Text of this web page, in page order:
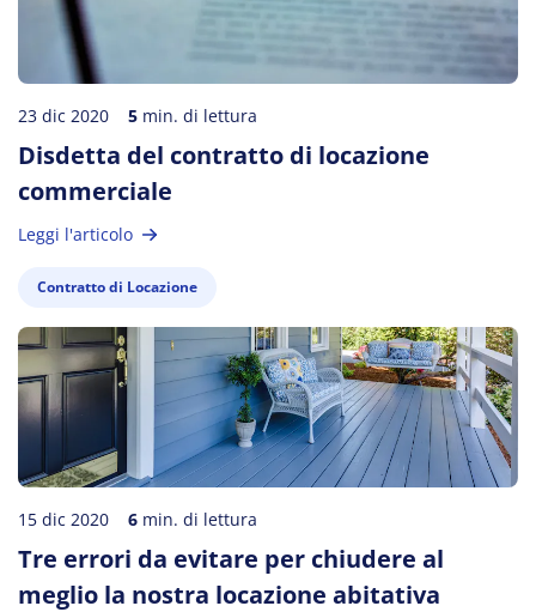
23 dic 2020 5 min. di lettura
Disdetta del contratto di locazione
commerciale
Leggi l'articolo
Contratto di Locazione
15 dic 2020 6 min. di lettura
Tre errori da evitare per chiudere al
meglio la nostra locazione abitativa